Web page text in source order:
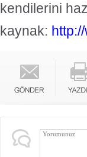
kendilerini
kaynak: